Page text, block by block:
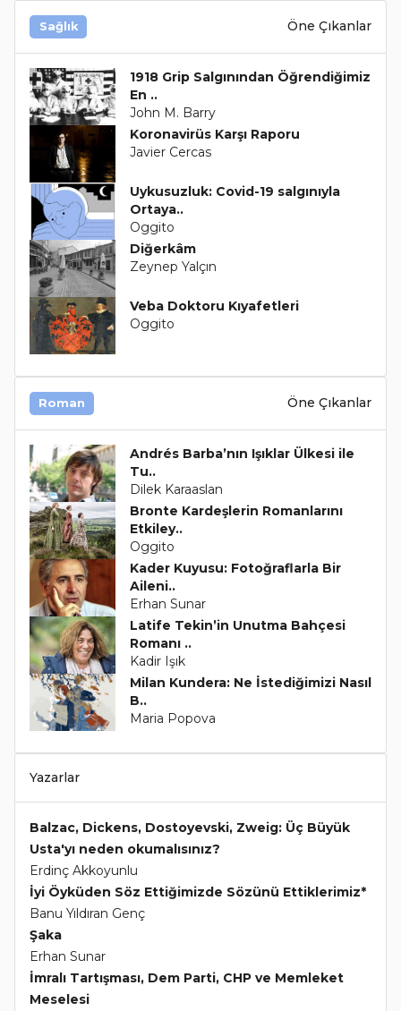
Sağlık Öne Çıkanlar
1918 Grip Salgınından Öğrendiğimiz
En ..
John M. Barry
Koronavirüs Karşı Raporu
Javier Cercas
Uykusuzluk: Covid-19 salgınıyla
Ortaya..
Oggito
Diğerkâm
Zeynep Yalçın
Veba Doktoru Kıyafetleri
Oggito
Roman Öne Çıkanlar
Andrés Barba’nın Işıklar Ülkesi ile
Tu..
Dilek Karaaslan
Bronte Kardeşlerin Romanlarını
Etkiley..
Oggito
Kader Kuyusu: Fotoğraflarla Bir
Aileni..
Erhan Sunar
Latife Tekin’in Unutma Bahçesi
Romanı ..
Kadir Işık
Milan Kundera: Ne İstediğimizi Nasıl
B..
Maria Popova
Yazarlar
Balzac, Dickens, Dostoyevski, Zweig: Üç Büyük
Usta'yı neden okumalısınız?
Erdinç Akkoyunlu
İyi Öyküden Söz Ettiğimizde Sözünü Ettiklerimiz*
Banu Yıldıran Genç
Şaka
Erhan Sunar
İmralı Tartışması, Dem Parti, CHP ve Memleket
Meselesi